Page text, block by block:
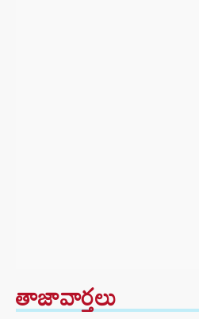
తాజావార్తలు